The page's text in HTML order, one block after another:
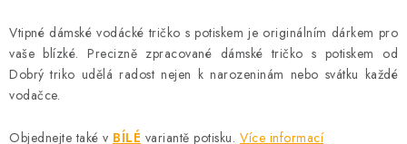
Vtipné dámské vodácké tričko s potiskem je originálním dárkem pro
vaše blízké. Precizně zpracované dámské tričko s potiskem od
Dobrý triko udělá radost nejen k narozeninám nebo svátku každé
vodačce.
Objednejte také v BÍLÉ variantě potisku. Více informací